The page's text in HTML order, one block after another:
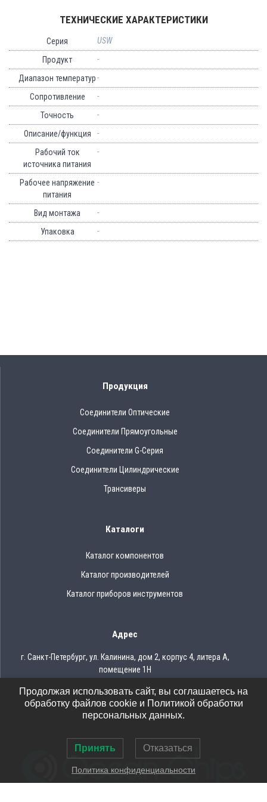
ТЕХНИЧЕСКИЕ ХАРАКТЕРИСТИКИ
Серия
USW
Продукт
-
Диапазон температур-
Сопротивление
-
Точность
-
Описание/функция
-
Рабочий ток
источника питания
-
Рабочее напряжение
питания
-
Вид монтажа
-
Упаковка
-
Продукция
Соединители Оптические
Соединители Прямоугольные
Соединители G-Серия
Соединители Цилиндрические
Трансиверы
Каталоги
Каталог компонентов
Каталог производителей
Каталог приборов инструментов
Адрес
г. Санкт-Петербург, ул. Калинина, дом 2, корпус 4, литера А,
помещение 1Н
Тел.: 8 (812) 309-75-97
Email: ocean@oceanchips.ru
Продолжая использовать сайт, вы соглашаетесь на
обработку файлов cookie и Политикой обработки
персональных данных.
Принять Отказаться
Политика конфиденциальности